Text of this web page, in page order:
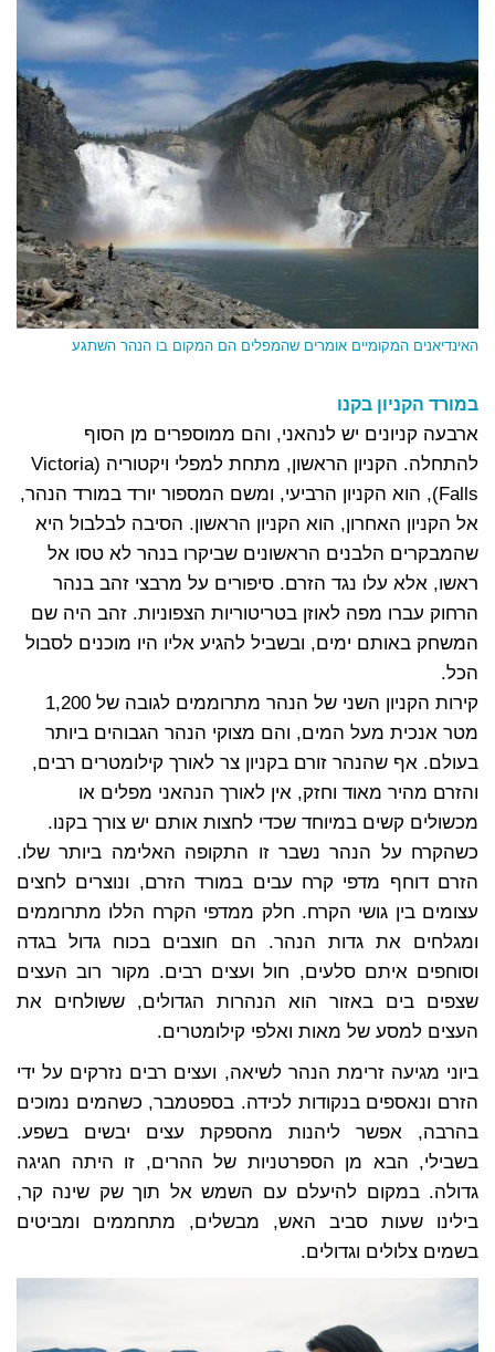
האינדיאנים המקומיים אומרים שהמפלים הם המקום בו הנהר השתגע
במורד הקניון בקנו
ארבעה קניונים יש לנהאני, והם ממוספרים מן הסוף
להתחלה. הקניון הראשון, מתחת למפלי ויקטוריה (Victoria
Falls), הוא הקניון הרביעי, ומשם המספור יורד במורד הנהר,
אל הקניון האחרון, הוא הקניון הראשון. הסיבה לבלבול היא
שהמבקרים הלבנים הראשונים שביקרו בנהר לא טסו אל
ראשו, אלא עלו נגד הזרם. סיפורים על מרבצי זהב בנהר
הרחוק עברו מפה לאוזן בטריטוריות הצפוניות. זהב היה שם
המשחק באותם ימים, ובשביל להגיע אליו היו מוכנים לסבול
הכל.
קירות הקניון השני של הנהר מתרוממים לגובה של 1,200
מטר אנכית מעל המים, והם מצוקי הנהר הגבוהים ביותר
בעולם. אף שהנהר זורם בקניון צר לאורך קילומטרים רבים,
והזרם מהיר מאוד וחזק, אין לאורך הנהאני מפלים או
מכשולים קשים במיוחד שכדי לחצות אותם יש צורך בקנו.
כשהקרח על הנהר נשבר זו התקופה האלימה ביותר שלו.
הזרם דוחף מדפי קרח עבים במורד הזרם, ונוצרים לחצים
עצומים בין גושי הקרח. חלק ממדפי הקרח הללו מתרוממים
ומגלחים את גדות הנהר. הם חוצבים בכוח גדול בגדה
וסוחפים איתם סלעים, חול ועצים רבים. מקור רוב העצים
שצפים בים באזור הוא הנהרות הגדולים, ששולחים את
העצים למסע של מאות ואלפי קילומטרים.
ביוני מגיעה זרימת הנהר לשיאה, ועצים רבים נזרקים על ידי
הזרם ונאספים בנקודות לכידה. בספטמבר, כשהמים נמוכים
בהרבה, אפשר ליהנות מהספקת עצים יבשים בשפע.
בשבילי, הבא מן הספרטניות של ההרים, זו היתה חגיגה
גדולה. במקום להיעלם עם השמש אל תוך שק שינה קר,
בילינו שעות סביב האש, מבשלים, מתחממים ומביטים
בשמים צלולים וגדולים.